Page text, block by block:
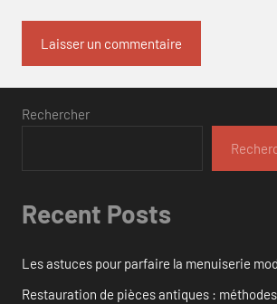
Rechercher
Recent Posts
Les astuces pour parfaire la menuiserie
Restauration de pièces antiques :